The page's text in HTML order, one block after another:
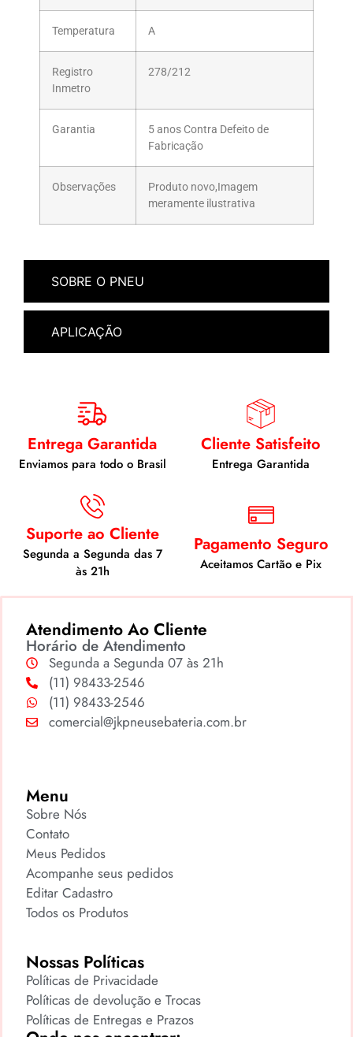
SOBRE O PNEU
APLICAÇÃO
Temperatura A
Registro
Inmetro
278/212
Garantia
5 anos Contra Defeito de
Fabricação
Observações
Produto novo,Imagem
meramente ilustrativa
Entrega Garantida
Enviamos para todo o Brasil
Cliente Satisfeito
Entrega Garantida
Suporte ao Cliente
Segunda a Segunda das 7
às 21h
Pagamento Seguro
Aceitamos Cartão e Pix
Atendimento Ao Cliente
Horário de Atendimento
Segunda a Segunda 07 às 21h
(11) 98433-2546
(11) 98433-2546
comercial@jkpneusebateria.com.br
Menu
Sobre Nós
Contato
Meus Pedidos
Acompanhe seus pedidos
Editar Cadastro
Todos os Produtos
Nossas Políticas
Políticas de Privacidade
Políticas de devolução e Trocas
Políticas de Entregas e Prazos